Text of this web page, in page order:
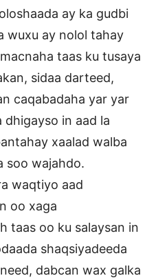
ay ka gudbi
wuxu ay nolol tahay
taas ku tusaya
sidaa darteed,
caqabadaha yar yar
dhigayso in aad la
xaalad walba
soo wajahdo.
waqtiyo aad
oo xaga
taas oo ku salaysan in
shaqsiyadeeda
dabcan wax galka